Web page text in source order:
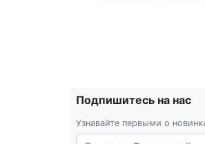
Подпишитесь на нас
Узнавайте первыми о